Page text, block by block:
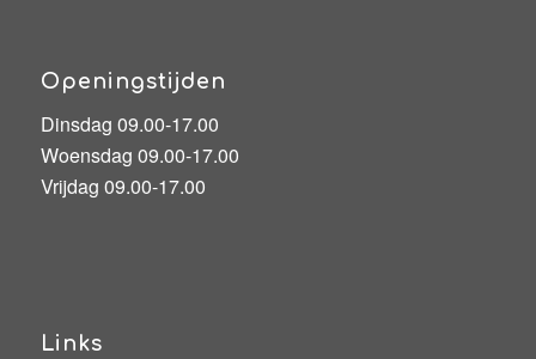
Openingstijden
Dinsdag 09.00-17.00
Woensdag 09.00-17.00
Vrijdag 09.00-17.00
Links